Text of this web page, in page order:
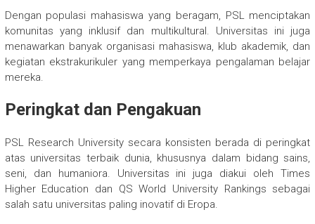
Dengan populasi mahasiswa yang beragam, PSL menciptakan
komunitas yang inklusif dan multikultural. Universitas ini juga
menawarkan banyak organisasi mahasiswa, klub akademik, dan
kegiatan ekstrakurikuler yang memperkaya pengalaman belajar
mereka.
Peringkat dan Pengakuan
PSL Research University secara konsisten berada di peringkat
atas universitas terbaik dunia, khususnya dalam bidang sains,
seni, dan humaniora. Universitas ini juga diakui oleh Times
Higher Education dan QS World University Rankings sebagai
salah satu universitas paling inovatif di Eropa.